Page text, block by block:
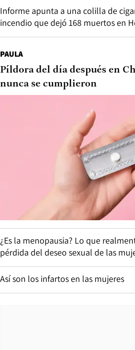
Informe apunta a una colilla de
incendio que dejó 168 muertos en
PAULA
Píldora del día después en
nunca se cumplieron
¿Es la menopausia? Lo que
pérdida del deseo sexual de las
Así son los infartos en las mujeres